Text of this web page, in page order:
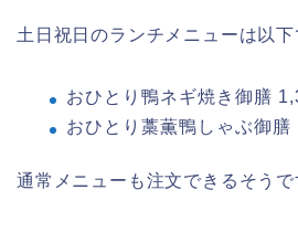
土日祝日のランチメニューは以下
おひとり鴨ネギ焼き御膳
おひとり藁薫鴨しゃぶ御膳
通常メニューも注文できるそうで